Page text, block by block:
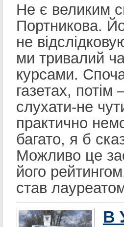
Не є великим
Портникова.
не
ми тривалий
курсами.
газетах, потім
слухати-не
практично
багато, я б
Можливо це
його
став
В